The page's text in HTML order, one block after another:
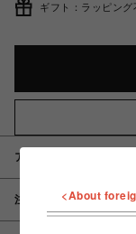
ギフト：ラッピング
アイテム説明 / 素材
注意事項 <About